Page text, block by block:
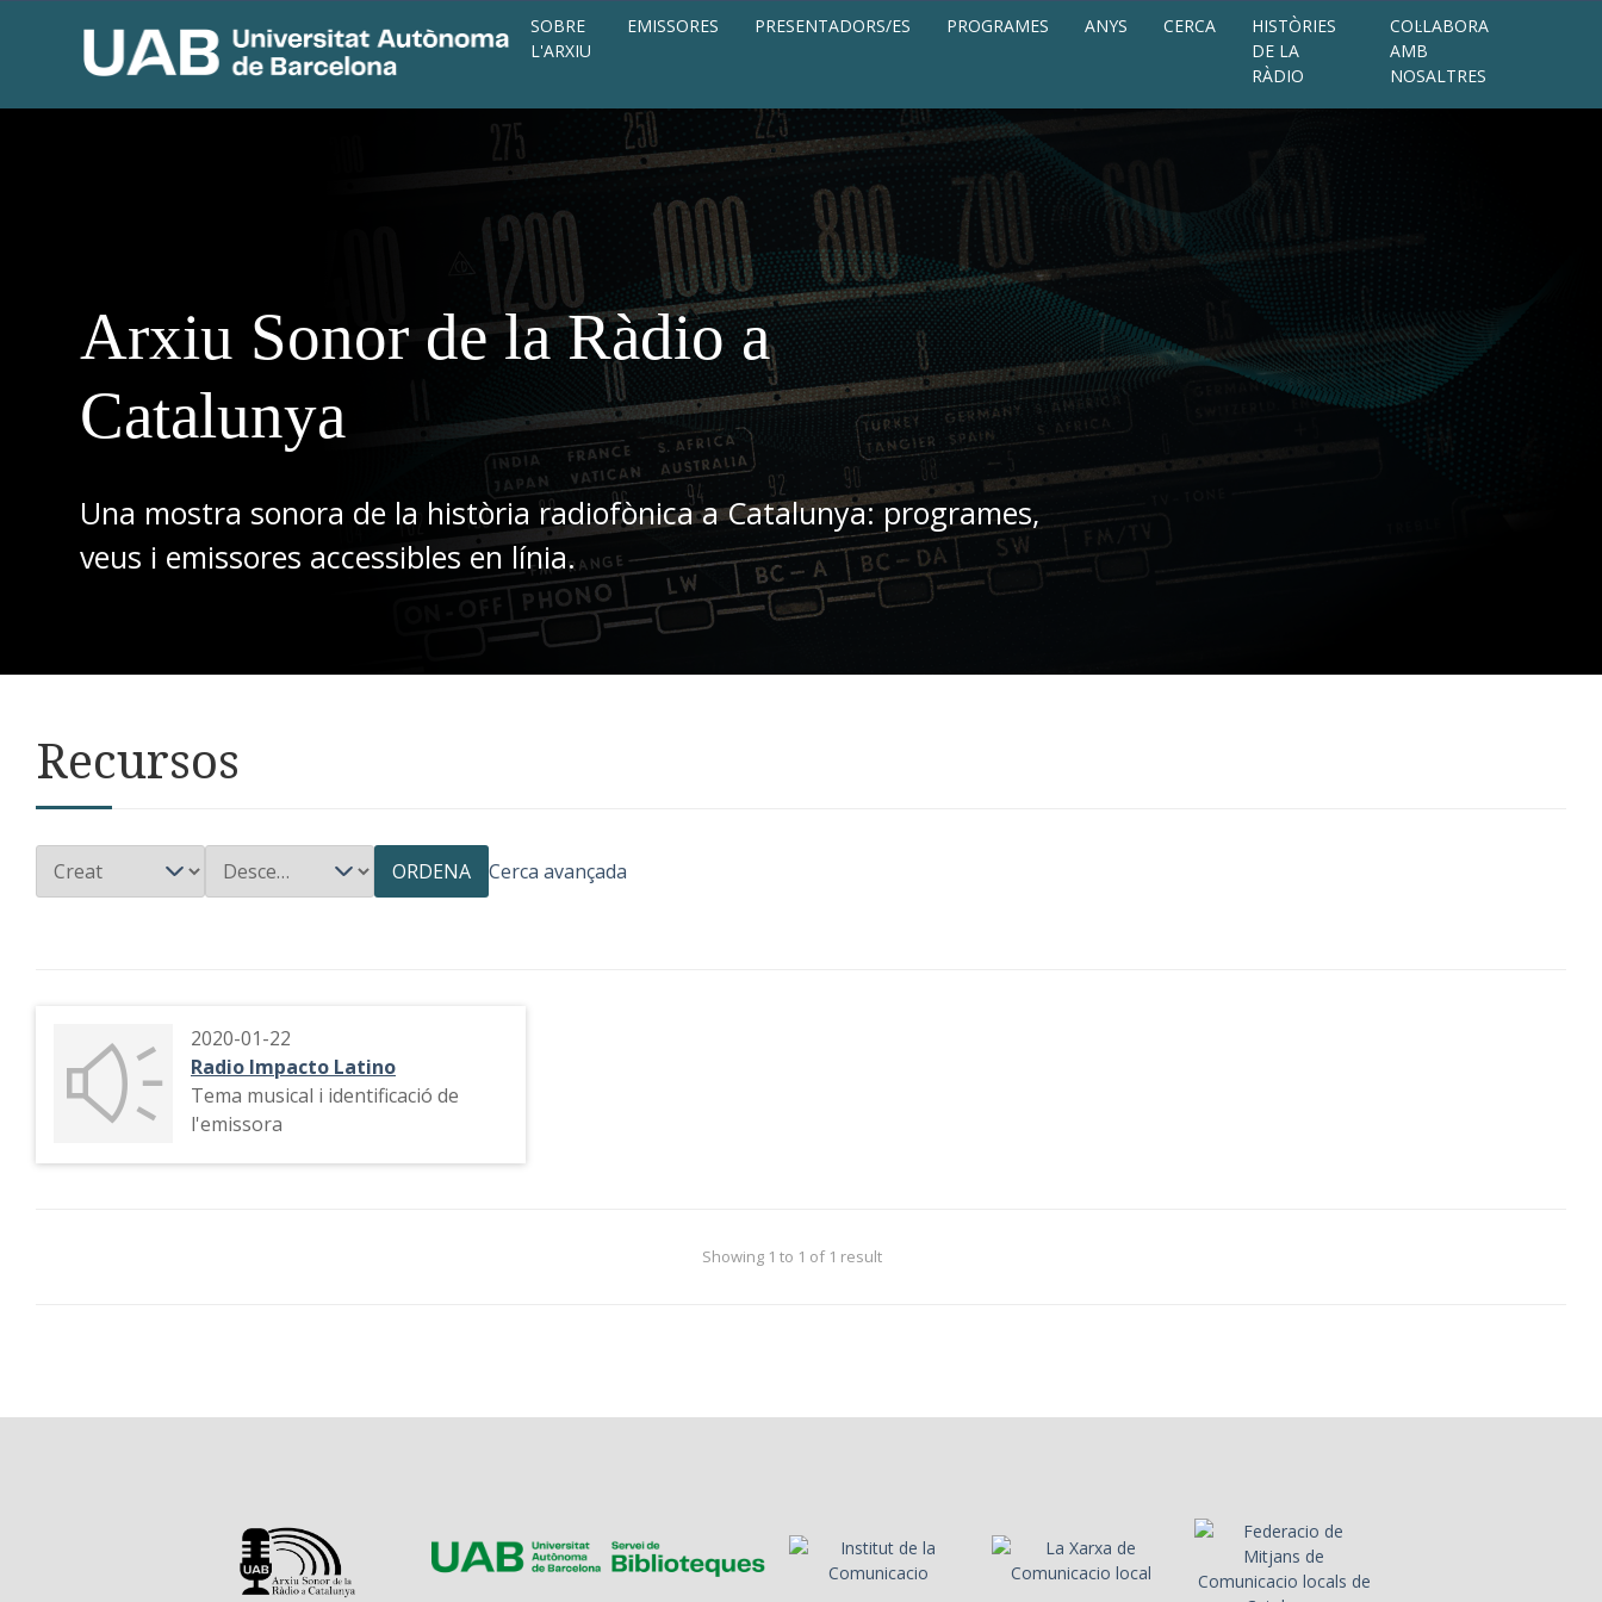
SOBRE
L'ARXIU
EMISSORES PRESENTADORS/ES PROGRAMES ANYS CERCA
HISTÒRIES
DE LA
RÀDIO
COL·LABORA
AMB
NOSALTRES
Arxiu Sonor de la Ràdio a
Catalunya
Una mostra sonora de la història radiofònica a Catalunya: programes,
veus i emissores accessibles en línia.
Recursos
ORDENA Cerca avançada
2020-01-22
Radio Impacto Latino
Tema musical i identificació de
l'emissora
Showing 1 to 1 of 1 result